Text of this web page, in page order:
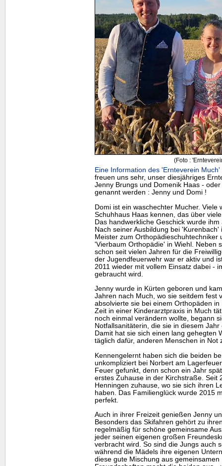
(Foto :
Eine Information des 'Ernteverein Much'
freuen uns sehr, unser diesjähriges
Jenny Brungs und Domenik Haas -
genannt werden : Jenny und Domi !
Domi ist ein waschechter Mucher. Viele
Schuhhaus Haas kennen, das über
Das handwerkliche Geschick wurde
Nach seiner Ausbildung bei
Meister zum Orthopädieschuhtechniker
'Vierbaum Orthopädie' in Wiehl. Neben
schon seit vielen Jahren für die
der Jugendfeuerwehr war er aktiv und
2011 wieder mit vollem Einsatz dabei -
gebraucht wird.
Jenny wurde in Kürten geboren und
Jahren nach Much, wo sie seitdem fest
absolvierte sie bei einem Orthopäden
Zeit in einer Kinderarztpraxis in Much
noch einmal verändern wollte, begann
Notfallsanitäterin, die sie in diesem
Damit hat sie sich einen lang gehegten
täglich dafür, anderen Menschen in Not
Kennengelernt haben sich die beiden
unkompliziert bei Norbert am
Feuer gefunkt, denn schon ein Jahr
erstes Zuhause in der Kirchstraße. Seit
Henningen zuhause, wo sie sich ihren
haben. Das Familienglück wurde 2015
perfekt.
Auch in ihrer Freizeit genießen Jenny
Besonders das Skifahren gehört zu
regelmäßig für schöne gemeinsame
jeder seinen eigenen großen
verbracht wird. So sind die Jungs auch
während die Mädels ihre eigenen
diese gute Mischung aus